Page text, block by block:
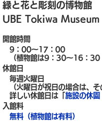
緑と花と彫刻の博物館
UBE Tokiwa Museum
開館時間
9：00～17：00
（植物館は9：30～16：30
休館日
毎週火曜日
（火曜日が祝日の場合は、そ
詳しい休館日は「施設の休園
入館料
無料（植物館は有料）